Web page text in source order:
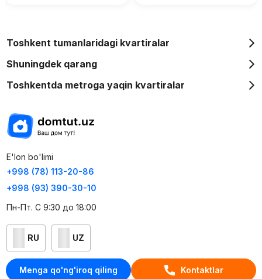
Menga qo'ng'iroq qiling Kontaktlar
Toshkent tumanlaridagi kvartiralar
Shuningdek qarang
Toshkentda metroga yaqin kvartiralar
E'lon bo'limi
+998 (78) 113-20-86
+998 (93) 390-30-10
Пн-Пт. С 9:30 до 18:00
RU UZ
Kontaktlar